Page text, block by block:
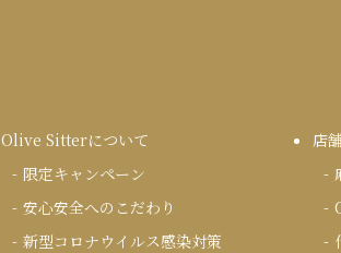
Olive Sitterについて
限定キャンペーン
安心安全へのこだわり
新型コロナウイルス感染対策
店